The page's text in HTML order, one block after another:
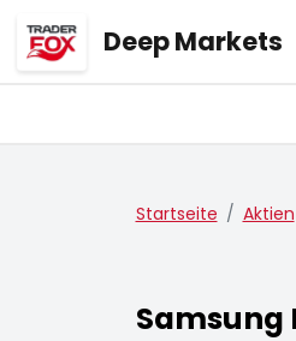
Deep Markets
Startseite Aktien
Samsung